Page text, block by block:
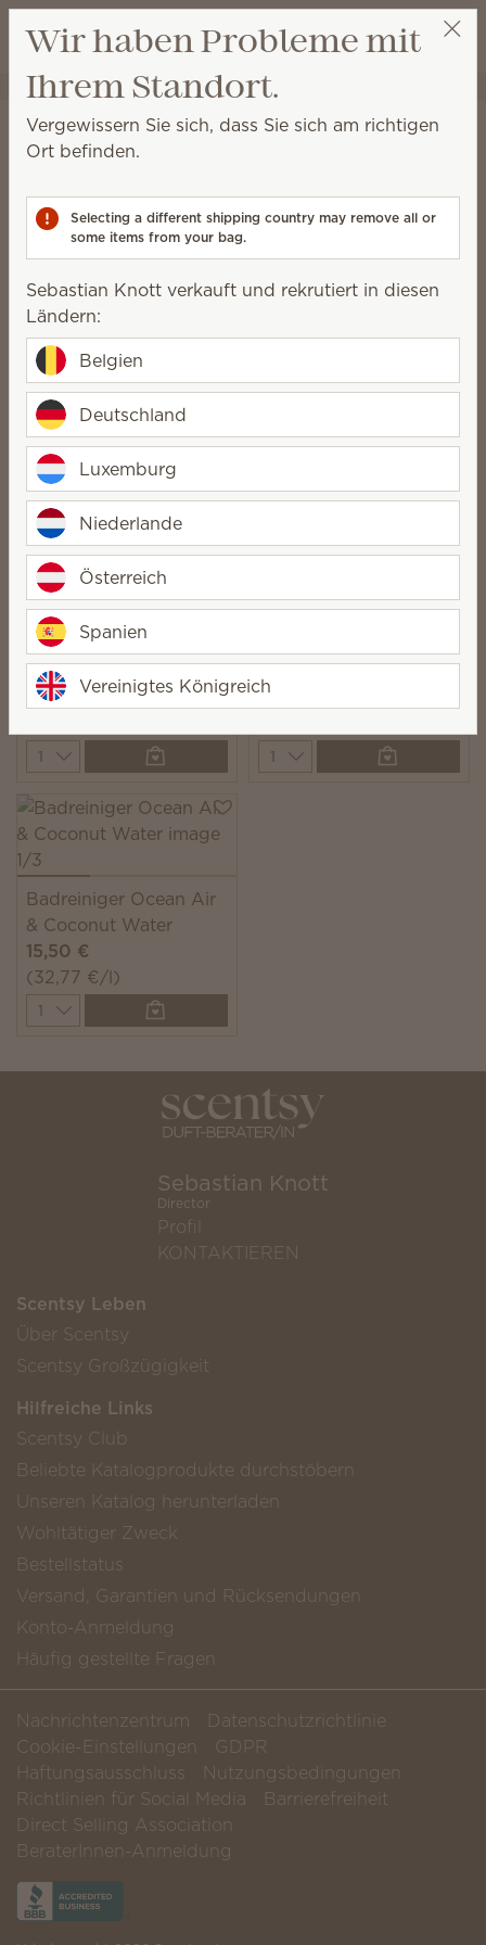
Wunschliste
Warenkorb
Sebastian Knott Party auswählen
Badreiniger
Badreiniger
entfernt problemlos Seifenrückstände, Schimmel und
Schmutz.
5 Ergebnisse
Filter Relevanz
Badreiniger Lemon
Squeeze
15,50 €
(32,77 €/l)
Quantity
Drenched Cotton
(32,77 €/l)
Badreiniger Isle of
Clover
15,50 €
Quantity
Sweet
15,50 €
Quantity
Badreiniger Ocean Air
& Coconut Water
15,50 €
(32,77 €/l)
Quantity
Sebastian Knott
Director
Profil
KONTAKTIEREN
Scentsy Leben
Über Scentsy
Scentsy Großzügigkeit
Hilfreiche Links
Scentsy Club
Beliebte Katalogprodukte durchstöbern
Unseren Katalog herunterladen
Wohltätiger Zweck
Bestellstatus
Versand, Garantien und Rücksendungen
Konto-Anmeldung
Häufig gestellte Fragen
Nachrichtenzentrum
Datenschutzrichtlinie
Cookie-Einstellungen
GDPR
Haftungsausschluss
Nutzungsbedingungen
Richtlinien für Social Media
Barrierefreiheit
Direct Selling Association
BeraterInnen-Anmeldung
Wir haben Probleme mit
Ihrem Standort.
Vergewissern Sie sich, dass Sie sich am richtigen
Ort befinden.
Selecting a different shipping country may remove all or
some items from your bag.
Sebastian Knott verkauft und rekrutiert in diesen
Ländern:
Belgien
Deutschland
Luxemburg
Niederlande
Österreich
Spanien
Vereinigtes Königreich